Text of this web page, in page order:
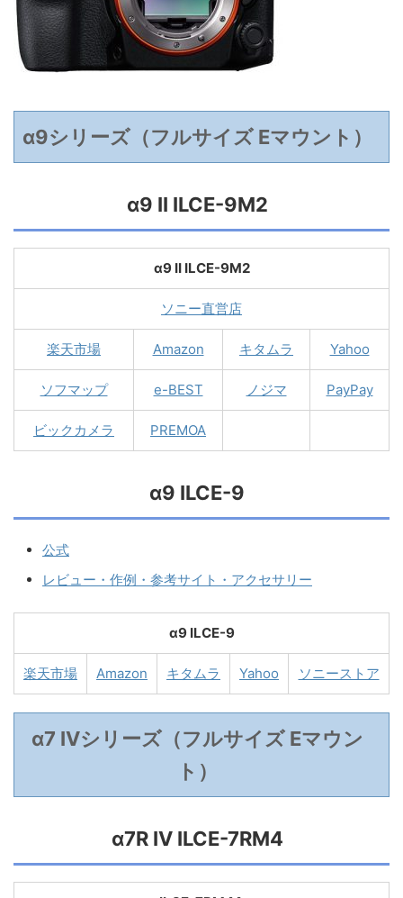
α9シリーズ（フルサイズ Eマウント）
α9 II ILCE-9M2
α9 II ILCE-9M2
ソニー直営店
楽天市場 Amazon キタムラ Yahoo
ソフマップ e-BEST ノジマ PayPay
ビックカメラ PREMOA
α9 ILCE-9
公式
レビュー・作例・参考サイト・アクセサリー
α9 ILCE-9
楽天市場 Amazon キタムラ Yahoo ソニーストア
α7 IVシリーズ（フルサイズ Eマウン
ト）
α7R IV ILCE-7RM4